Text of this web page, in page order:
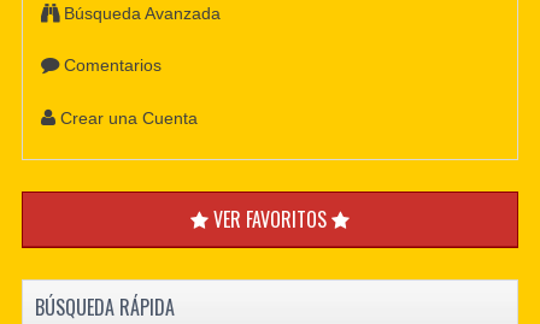
Búsqueda Avanzada
Comentarios
Crear una Cuenta
VER FAVORITOS
BÚSQUEDA RÁPIDA